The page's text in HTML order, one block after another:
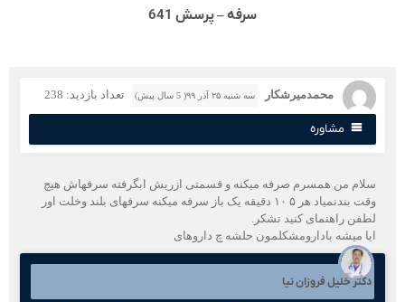
سرفه – پرسش 641
محمدمیرشکار سه شنبه ۲۵ آذر ۹۹( 5 سال پیش) تعداد بازدید: 238
مشاوره
من همسرم صرفه میکنه و قسمتی ازریش ابگرفته سرفهاش هیچ
وقت بندنمیاد هر ۵ ۱۰ دقیقه یک باز سرفه میکنه سرفهای بلند وخلت اور
راهنمای کنید تشکر.
میشه بادارومشکلمون حلشه چ داروهای
دکتر خلیل فروزان نیا